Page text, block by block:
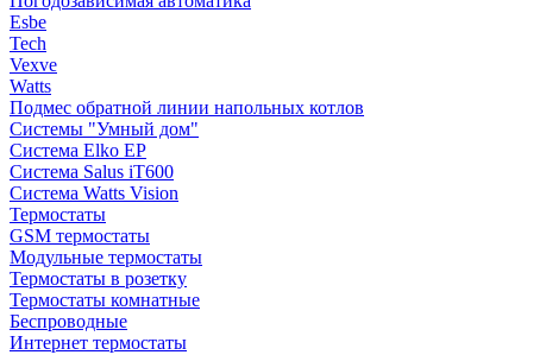
Esbe
Tech
Vexve
Watts
Подмес обратной линии напольных котлов
Системы "Умный дом"
Система Elko EP
Система Salus iT600
Система Watts Vision
Термостаты
GSM термостаты
Модульные термостаты
Термостаты в розетку
Термостаты комнатные
Беспроводные
Интернет термостаты